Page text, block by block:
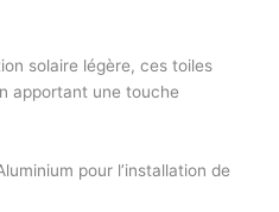
solaire légère, ces toiles
apportant une touche
pour l’installation de